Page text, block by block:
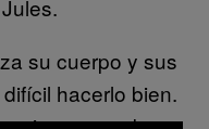
su cuerpo y sus
hacerlo bien.